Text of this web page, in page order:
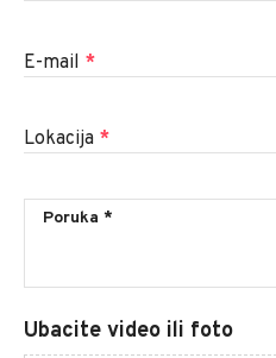
E-mail *
Lokacija *
Ubacite video ili foto